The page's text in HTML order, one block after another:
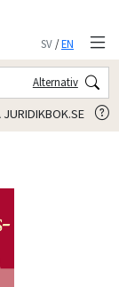
SV/EN
Alternativ